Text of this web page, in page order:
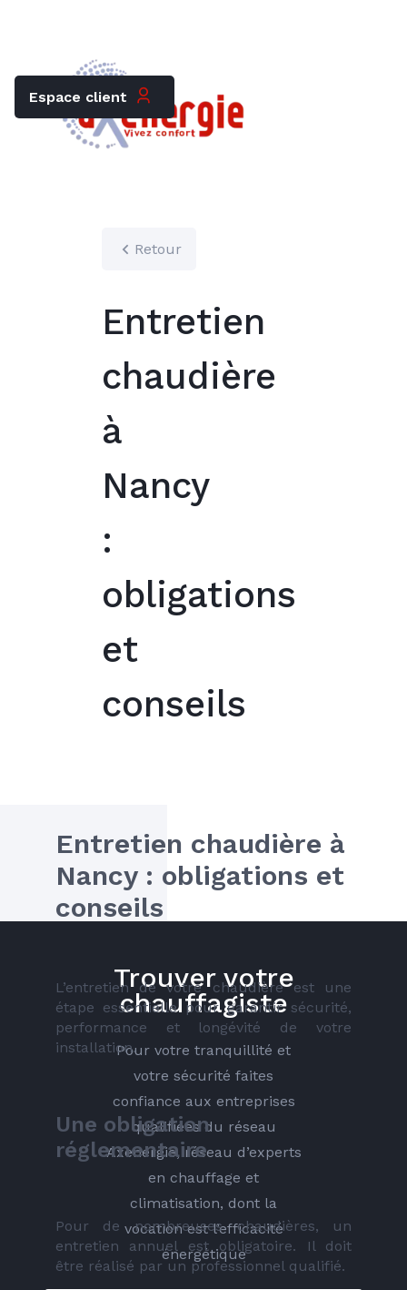
Espace client
Retour
Entretien
chaudière
à
Nancy
:
obligations
et
conseils
Entretien chaudière à
Nancy : obligations et
conseils
L’entretien de votre chaudière est une
étape essentielle pour garantir sécurité,
performance et longévité de votre
installation.
Une obligation
réglementaire
Pour de nombreuses chaudières, un
entretien annuel est obligatoire. Il doit
être réalisé par un professionnel qualifié.
Trouver votre
chauffagiste
Pour votre tranquillité et
votre sécurité faites
confiance aux entreprises
qualifiées du réseau
Axenergie, réseau d’experts
en chauffage et
climatisation, dont la
vocation est l’efficacité
énergétique